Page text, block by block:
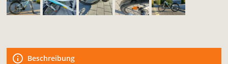
Beschreibung